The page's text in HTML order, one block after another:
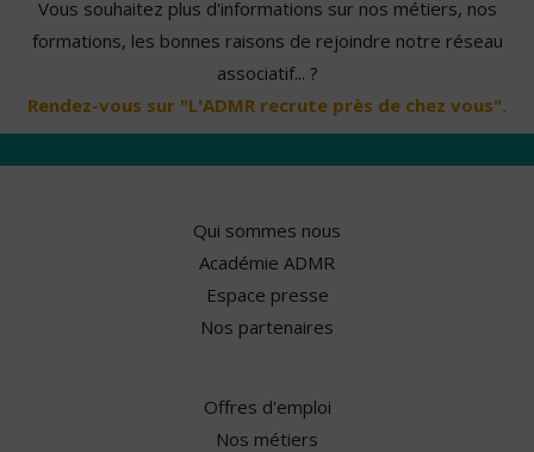
Vous souhaitez plus d'informations sur nos métiers, nos
formations, les bonnes raisons de rejoindre notre réseau
associatif... ?
Rendez-vous sur "L'ADMR recrute près de chez vous".
Qui sommes nous
Académie ADMR
Espace presse
Nos partenaires
Offres d'emploi
Nos métiers